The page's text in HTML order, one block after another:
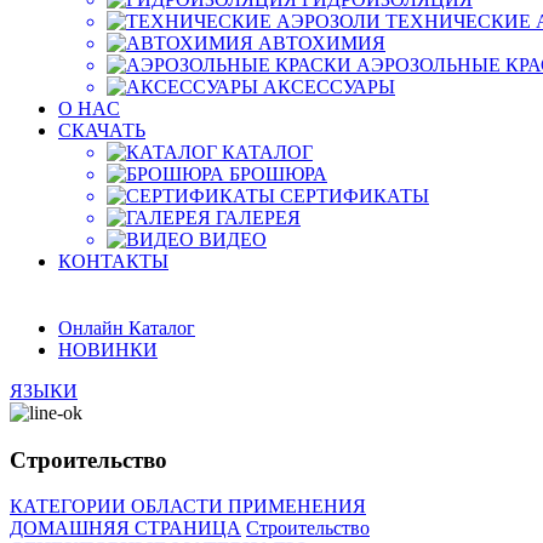
TЕХНИЧЕСКИЕ
АВТОХИМИЯ
АЭРОЗОЛЬНЫЕ
АКСЕССУАРЫ
O HAC
СКАЧАТЬ
КАТАЛОГ
БРОШЮРА
СЕРТИФИКАТЫ
ГАЛЕРЕЯ
ВИДЕО
КОНТАКТЫ
Онлайн Каталог
НОВИНКИ
ЯЗЫКИ
Строительство
КАТЕГОРИИ ОБЛАСТИ ПРИМЕНЕНИЯ
ДОМАШНЯЯ СТРАНИЦА Строительство